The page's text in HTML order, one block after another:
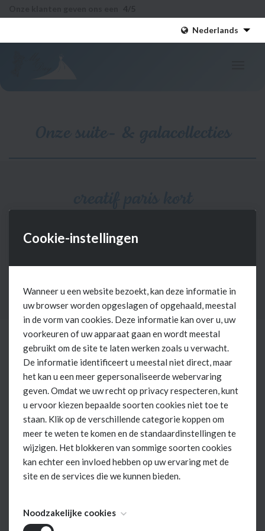
Nederlands
Cookie-instellingen
Wanneer u een website bezoekt, kan deze informatie in
uw browser worden opgeslagen of opgehaald, meestal
in de vorm van cookies. Deze informatie kan over u, uw
voorkeuren of uw apparaat gaan en wordt meestal
gebruikt om de site te laten werken zoals u verwacht.
De informatie identificeert u meestal niet direct, maar
het kan u een meer gepersonaliseerde webervaring
geven. Omdat we uw recht op privacy respecteren, kunt
u ervoor kiezen bepaalde soorten cookies niet toe te
staan. Klik op de verschillende categorie koppen om
meer te weten te komen en de standaardinstellingen te
wijzigen. Het blokkeren van sommige soorten cookies
kan echter een invloed hebben op uw ervaring met de
site en de services die we kunnen bieden.
Noodzakelijke cookies